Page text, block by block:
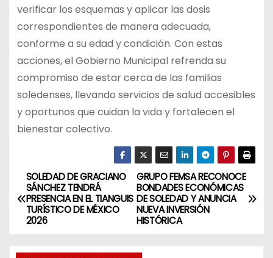
verificar los esquemas y aplicar las dosis
correspondientes de manera adecuada,
conforme a su edad y condición. Con estas
acciones, el Gobierno Municipal refrenda su
compromiso de estar cerca de las familias
soledenses, llevando servicios de salud accesibles
y oportunos que cuidan la vida y fortalecen el
bienestar colectivo.
N
a
GRUPO FEMSA RECONOCE
BONDADES ECONÓMICAS
DE SOLEDAD Y ANUNCIA
NUEVA INVERSIÓN
HISTÓRICA
SOLEDAD DE GRACIANO
SÁNCHEZ TENDRÁ
PRESENCIA EN EL TIANGUIS
TURÍSTICO DE MÉXICO
2026